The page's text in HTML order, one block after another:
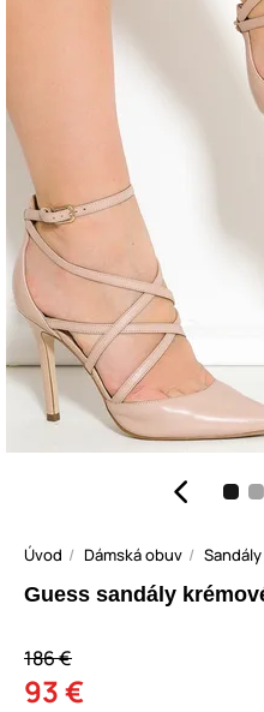
Úvod Dámská obuv Sandály
Guess sandály
186 €
93 €